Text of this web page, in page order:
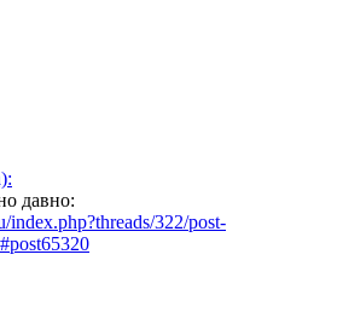
давно:
index.php?threads/322/post-